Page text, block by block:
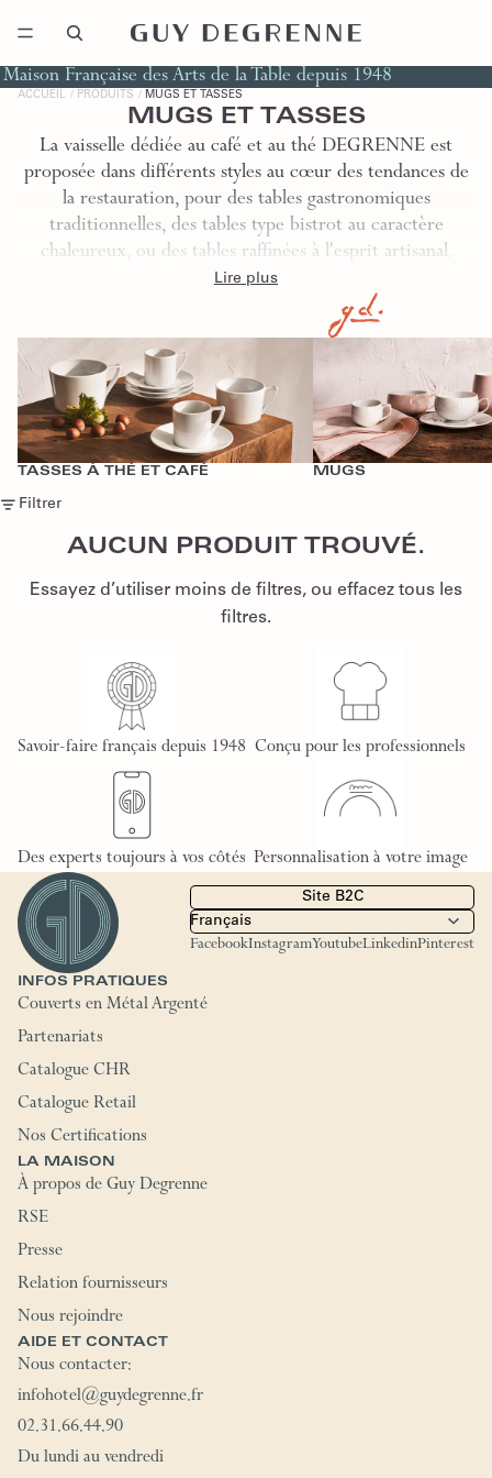
Maison Française des Arts de la Table depuis 1948
ACCUEIL PRODUITS MUGS ET TASSES
MUGS ET TASSES
La vaisselle dédiée au café et au thé DEGRENNE est
proposée dans différents styles au cœur des tendances de
la restauration, pour des tables gastronomiques
traditionnelles, des tables type bistrot au caractère
chaleureux, ou des tables raffinées à l'esprit artisanal.
Lire plus
Tasses à Thé et Café
TASSES À THÉ ET CAFÉ MUGS
Filtrer
AUCUN PRODUIT TROUVÉ.
Essayez d’utiliser moins de filtres, ou effacez tous les
filtres.
Savoir-faire français depuis 1948 Conçu pour les professionnels
Des experts toujours à vos côtés Personnalisation à votre image
Site B2C
FacebookInstagramYoutubeLinkedinPinterest
INFOS PRATIQUES
Couverts en Métal Argenté
Partenariats
Catalogue CHR
Catalogue Retail
Nos Certifications
LA MAISON
À propos de Guy Degrenne
RSE
Presse
Relation fournisseurs
Nous rejoindre
AIDE ET CONTACT
Nous contacter:
infohotel@guydegrenne.fr
02.31.66.44.90
Du lundi au vendredi